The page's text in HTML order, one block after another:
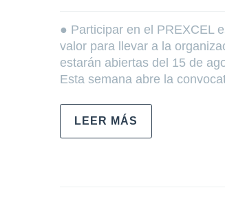
● Participar en el PREXCEL
valor para llevar a la
estarán abiertas del 15 de
Esta semana abre la
LEER MÁS